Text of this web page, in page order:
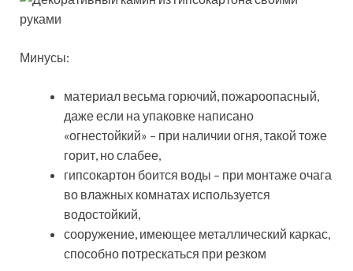
Минусы:
материал весьма горючий, пожароопасный,
даже если на упаковке написано
«огнестойкий» – при наличии огня, такой тоже
горит, но слабее,
гипсокартон боится воды – при монтаже очага
во влажных комнатах используется
водостойкий,
сооружение, имеющее металлический каркас,
способно потрескаться при резком